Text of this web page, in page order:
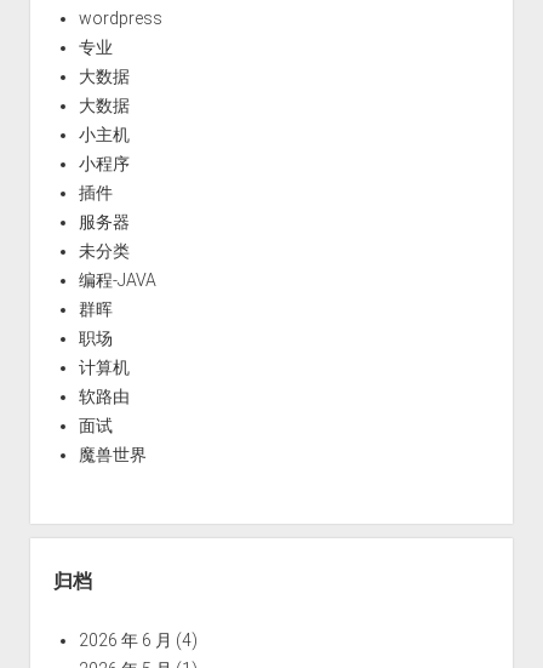
wordpress
专业
大数据
大数据
小主机
小程序
插件
服务器
未分类
编程-JAVA
群晖
职场
计算机
软路由
面试
魔兽世界
归档
2026 年 6 月 (4)